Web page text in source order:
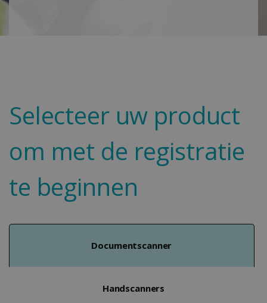
Selecteer uw product
om met de registratie
te beginnen
Documentscanner
Handscanners